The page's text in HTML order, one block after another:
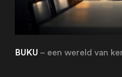
BUKU – een wereld van